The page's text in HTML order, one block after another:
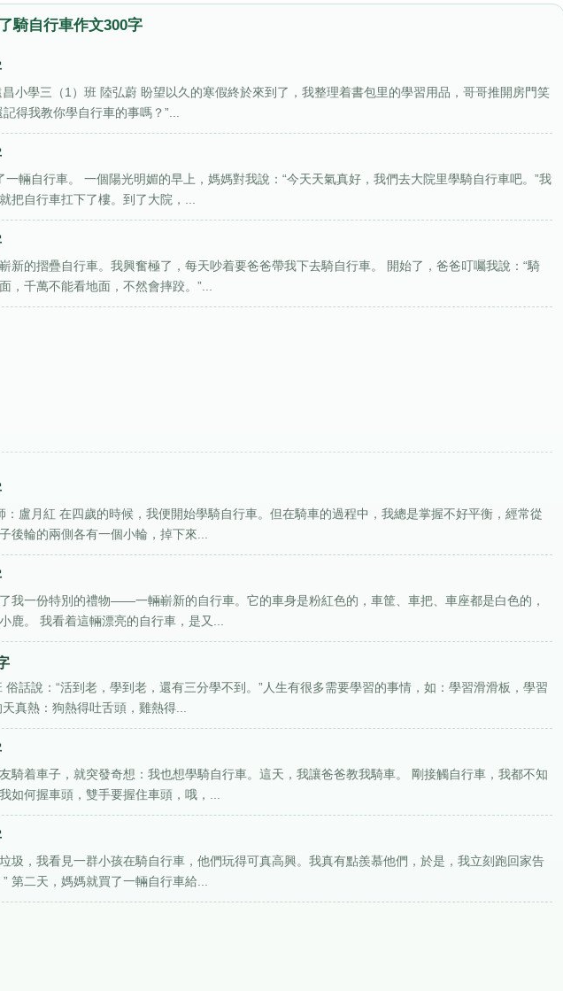
騎自行車作文300字
小學三（1）班 陸弘蔚 盼望以久的寒假終於來到了，我整理着書包里的學習用品，哥哥推開房門笑
得我教你學自行車的事嗎？”...
輛自行車。 一個陽光明媚的早上，媽媽對我說：“今天天氣真好，我們去大院里學騎自行車吧。”我
把自行車扛下了樓。到了大院，...
新的摺疊自行車。我興奮極了，每天吵着要爸爸帶我下去騎自行車。 開始了，爸爸叮囑我說：“騎
，千萬不能看地面，不然會摔跤。”...
：盧月紅 在四歲的時候，我便開始學騎自行車。但在騎車的過程中，我總是掌握不好平衡，經常從
後輪的兩側各有一個小輪，掉下來...
我一份特別的禮物——一輛嶄新的自行車。它的車身是粉紅色的，車筐、車把、車座都是白色的，
鹿。 我看着這輛漂亮的自行車，是又...
話說：“活到老，學到老，還有三分學不到。”人生有很多需要學習的事情，如：學習滑滑板，學習
真熱：狗熱得吐舌頭，雞熱得...
騎着車子，就突發奇想：我也想學騎自行車。這天，我讓爸爸教我騎車。 剛接觸自行車，我都不知
如何握車頭，雙手要握住車頭，哦，...
圾，我看見一群小孩在騎自行車，他們玩得可真高興。我真有點羨慕他們，於是，我立刻跑回家告
第二天，媽媽就買了一輛自行車給...